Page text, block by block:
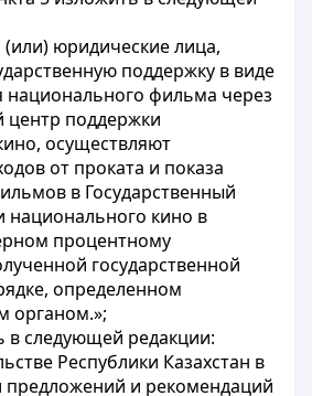
юридические лица,
поддержку в виде
фильма через
центр поддержки
осуществляют
от проката и показа
в Государственный
национального кино в
процентному
государственной
определенном
органом.»;
в следующей редакции:
Республики Казахстан в
предложений и рекомендаций